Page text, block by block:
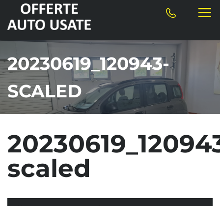
20230619_120943-
SCALED
scaled